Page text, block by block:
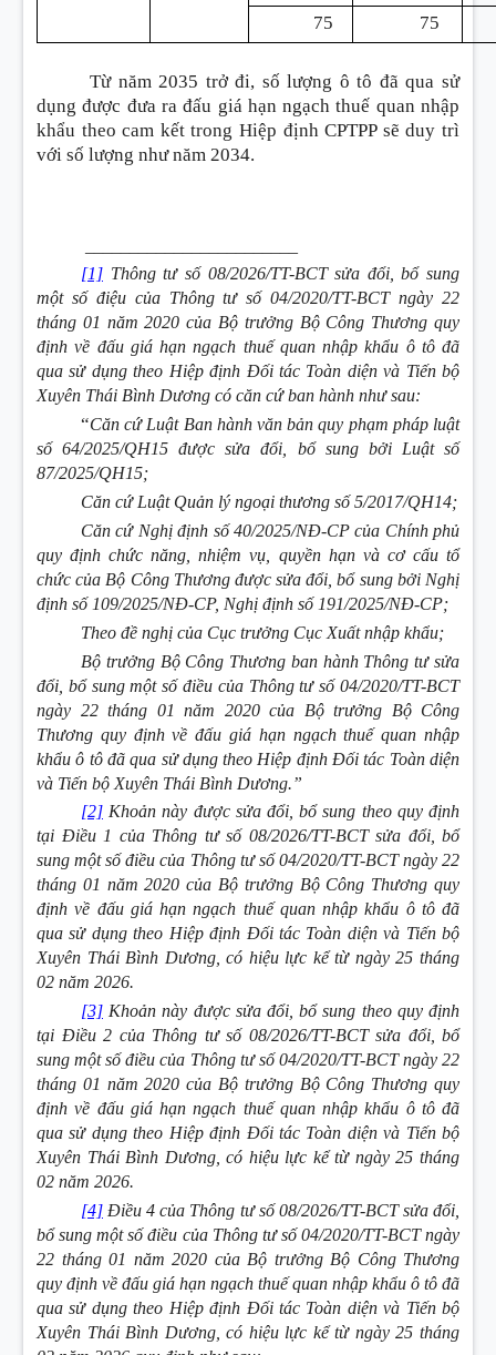
75
75
Từ năm 2035 trở đi, số lượng ô tô đã qua sử
dụng được đưa ra đấu giá hạn ngạch thuế quan nhập
khẩu theo cam kết trong Hiệp định CPTPP sẽ duy trì
với số lượng như năm 2034.
[1] Thông tư số 08/2026/TT-BCT sửa đổi, bổ sung
một số điệu của Thông tư số 04/2020/TT-BCT ngày 22
tháng 01 năm 2020 của Bộ trưởng Bộ Công Thương quy
định về đấu giá hạn ngạch thuế quan nhập khẩu ô tô đã
qua sử dụng theo Hiệp định Đối tác Toàn diện và Tiến bộ
Xuyên Thái Bình Dương có căn cứ ban hành như sau:
“Căn cứ Luật Ban hành văn bản quy phạm pháp luật
số 64/2025/QH15 được sửa đổi, bổ sung bởi Luật số
87/2025/QH15;
Căn cứ Luật Quản lý ngoại thương số 5/2017/QH14;
Căn cứ Nghị định số 40/2025/NĐ-CP của Chính phủ
quy định chức năng, nhiệm vụ, quyền hạn và cơ cấu tổ
chức của Bộ Công Thương được sửa đổi, bổ sung bởi Nghị
định số 109/2025/NĐ-CP, Nghị định số 191/2025/NĐ-CP;
Theo đề nghị của Cục trưởng Cục Xuất nhập khẩu;
Bộ trưởng Bộ Công Thương ban hành Thông tư sửa
đổi, bổ sung một số điều của Thông tư số 04/2020/TT-BCT
ngày 22 tháng 01 năm 2020 của Bộ trưởng Bộ Công
Thương quy định về đấu giá hạn ngạch thuế quan nhập
khẩu ô tô đã qua sử dụng theo Hiệp định Đối tác Toàn diện
và Tiến bộ Xuyên Thái Bình Dương.”
[2] Khoản này được sửa đổi, bổ sung theo quy định
tại Điều 1 của Thông tư số 08/2026/TT-BCT sửa đổi, bổ
sung một số điều của Thông tư số 04/2020/TT-BCT ngày 22
tháng 01 năm 2020 của Bộ trưởng Bộ Công Thương quy
định về đấu giá hạn ngạch thuế quan nhập khẩu ô tô đã
qua sử dụng theo Hiệp định Đối tác Toàn diện và Tiến bộ
Xuyên Thái Bình Dương, có hiệu lực kể từ ngày 25 tháng
02 năm 2026.
[3] Khoản này được sửa đổi, bổ sung theo quy định
tại Điều 2 của Thông tư số 08/2026/TT-BCT sửa đổi, bổ
sung một số điều của Thông tư số 04/2020/TT-BCT ngày 22
tháng 01 năm 2020 của Bộ trưởng Bộ Công Thương quy
định về đấu giá hạn ngạch thuế quan nhập khẩu ô tô đã
qua sử dụng theo Hiệp định Đối tác Toàn diện và Tiến bộ
Xuyên Thái Bình Dương, có hiệu lực kể từ ngày 25 tháng
02 năm 2026.
[4] Điều 4 của Thông tư số 08/2026/TT-BCT sửa đổi,
bổ sung một số điều của Thông tư số 04/2020/TT-BCT ngày
22 tháng 01 năm 2020 của Bộ trưởng Bộ Công Thương
quy định về đấu giá hạn ngạch thuế quan nhập khẩu ô tô đã
qua sử dụng theo Hiệp định Đối tác Toàn diện và Tiến bộ
Xuyên Thái Bình Dương, có hiệu lực kể từ ngày 25 tháng